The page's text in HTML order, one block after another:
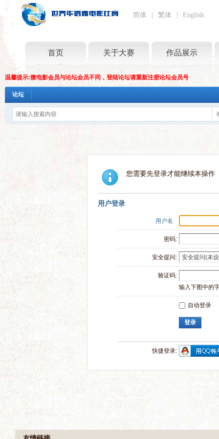
简体 繁体 English
首页 关于大赛 作品展示
温馨提示:微电影会员与论坛会员不同，登陆论坛请重新注册论坛会员号
论坛
您需要先登录才能继续本操作
用户登录
用户名
密码:
安全提问:
验证码:
输入下图中的
自动登录
登录
快捷登录: